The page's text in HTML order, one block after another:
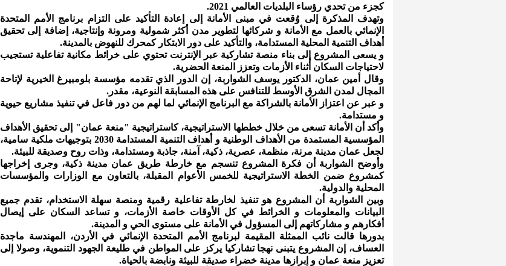
كجزء من تحدي رؤساء البلديات العالمي 2021.
وتهدف المذكرة إلى وُقعت في مبنى الأمانة إلى إعادة التأكيد على التزام برنامج الأمم المتحدة
الإنمائي بالعمل مع الأمانة و شركائها لتطوير مدن أكثر شمولية ومرونة وإنتاجية، إضافة إلى تحقيق
أهداف التنمية المحلية المستدامة، والتأكيد على دور الابتكار كمحرك للنهوض بالمدينة.
و يسعى المشروع إلى بناء منصة تشاركية عبر الإنترنت تحتوي على خرائط مكانية تفاعلية تستجيب
لاحتياجات السكان أثناء الأزمات وتعزز المنعة الحضرية.
وقال أمين عمان، الدكتور يوسف الشواربة، إن الدور الذي تقدمه مؤسسة بلومبيرغ الخيرية لإتاحة
المجال لمدن الشرق الأوسط للتنافس على هذه المسابقة النوعية، مقدر.
و عبر عن اعتزاز الأمانة بالشراكة مع البرنامج الإنمائي لما لهم من دور فاعل في تنفيذ مشاريع حيوية
و مستدامة.
وأكد أن الأمانة تسعى من خلال خططها الاستراتيجية، كاستراتيجية "منعة عمان" إلى تحقيق الأهداف
المؤسسية المستمدة من الأهداف الوطنية و أهداف التنمية المستدامة 2030 بتوجيهات ملكية سامية،
لجعل عمان مدينة مرنة، منظمة، عصرية، ذكية، آمنة، جاذبة ومستدامة، وذات روح وصديقة للبيئة.
وأوضح الشواربة أن فكرة المشروع تنسجم مع خارطة طريق عمان مدينة ذكية، وجرى إخراجها
كمشروع ضمن الخطة الاستراتيجية للخمس الأعوام المقبلة، بالتعاون مع الوزارات والمؤسسات
المحلية والدولية.
وبين الشواربة أن المشروع هو تنفيذ لخارطة تفاعلية رقمية ومنصة سهلة الاستخدام، تقدم جميع
البيانات والمعلومات و الخرائط في كل الأوقات خاصة الأزمات، و تساعد السكان على إيصال
أفكارهم و مشاركاتهم إلى المسؤول في الأمانة على مستوى الحي و المدينة.
بدورها قالت نائب الممثلة المقيمة لبرنامج الأمم المتحدة الإنمائي في الأردن، المهندسة ماجدة
العساف، إن المشروع يتبنى نهجا تشاركيا يركز على المواطن في طليعة الجهود التنموية، وصولا إلى
تعزيز منعة عمان و إبرازها مدينة خضراء صديقة للبيئة ونابضة بالحياة.